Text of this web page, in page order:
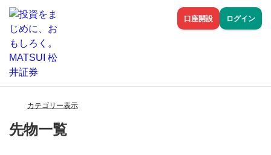
口座開設 ログイン
カテゴリー表示
先物一覧